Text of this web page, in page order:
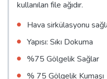
kullanılan file ağıdır.
Hava sirkülasyonu
Yapısı: Sıkı Dokuma
%75 Gölgelik Sağlar
% 75 Gölgelik Kumaşı